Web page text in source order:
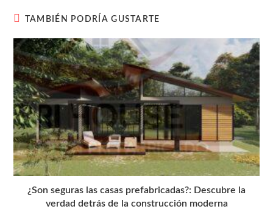
TAMBIÉN PODRÍA GUSTARTE
¿Son seguras las casas prefabricadas?: Descubre la
verdad detrás de la construcción moderna